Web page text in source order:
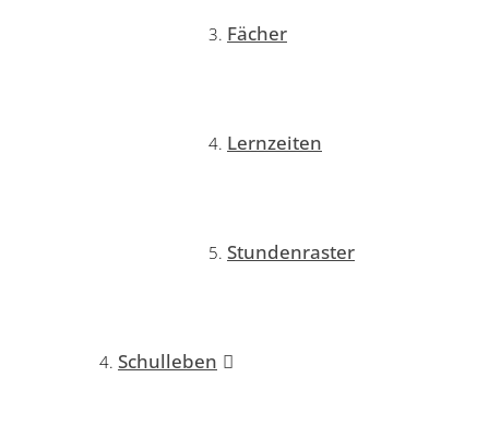
Fächer
Lernzeiten
Stundenraster
Schulleben